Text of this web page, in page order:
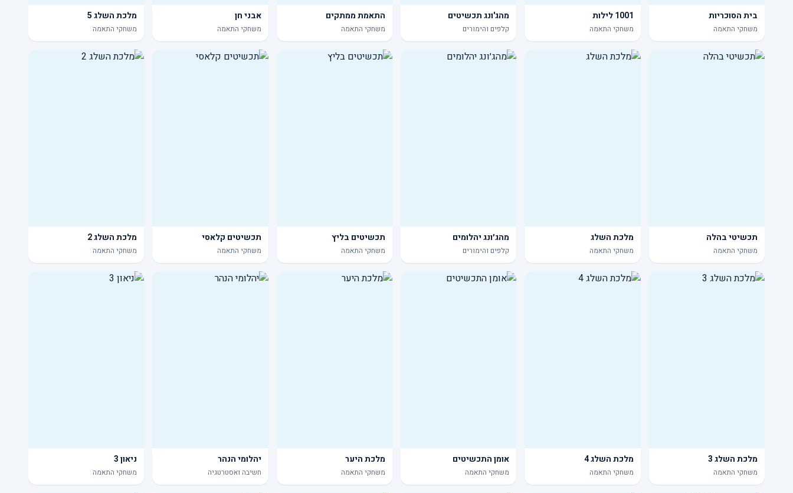
בית הסוכריות
משחקי התאמה
1001 לילות
משחקי התאמה
מהג'ונג תכשיטים
קלפים והימורים
התאמת ממתקים
משחקי התאמה
אבני חן
משחקי התאמה
מלכת השלג 5
משחקי התאמה
תכשיטי בהלה
משחקי התאמה
מלכת השלג
משחקי התאמה
מהג׳ונג יהלומים
קלפים והימורים
תכשיטים בליץ
משחקי התאמה
תכשיטים קלאסי
משחקי התאמה
מלכת השלג 2
משחקי התאמה
מלכת השלג 3
משחקי התאמה
מלכת השלג 4
משחקי התאמה
אומן התכשיטים
משחקי התאמה
מלכת היער
משחקי התאמה
יהלומי הנהר
חשיבה ואסטרטגיה
ניאון 3
משחקי התאמה